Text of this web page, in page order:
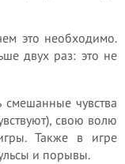
это необходимо.
двух раз: это не
чувства
свою волю
Также в игре
и порывы.